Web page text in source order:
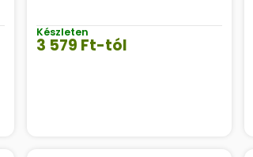
Készleten
3 579 Ft-tól